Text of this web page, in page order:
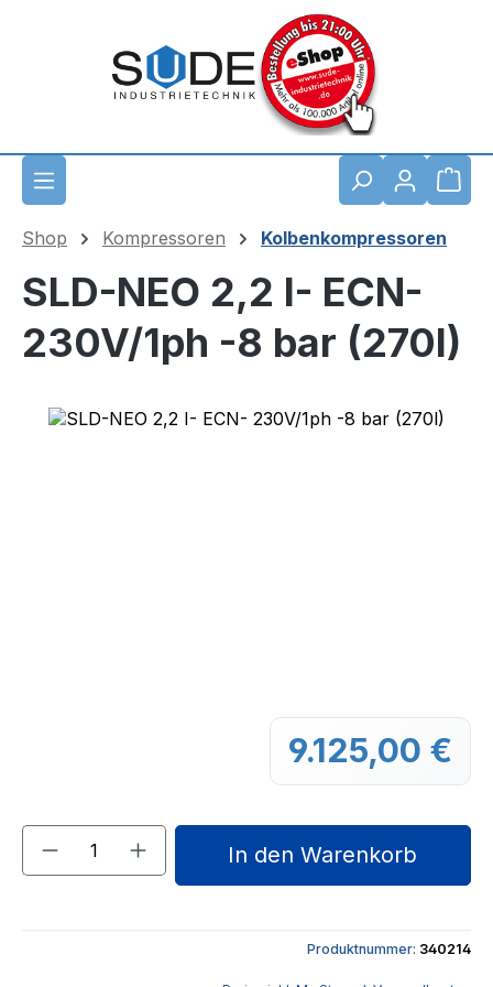
Shop Kompressoren Kolbenkompressoren
SLD-NEO 2,2 I- ECN-
230V/1ph -8 bar (270l)
Bildergalerie überspringen
9.125,00 €
Produkt Anzahl: Gib den gewünschten
In den Warenkorb
Produktnummer: 340214